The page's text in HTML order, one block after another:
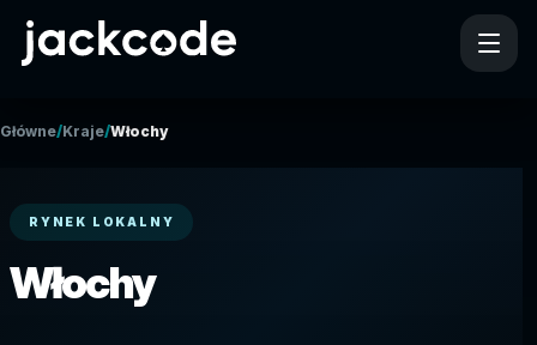
Główne/Kraje/Włochy
RYNEK LOKALNY
Włochy